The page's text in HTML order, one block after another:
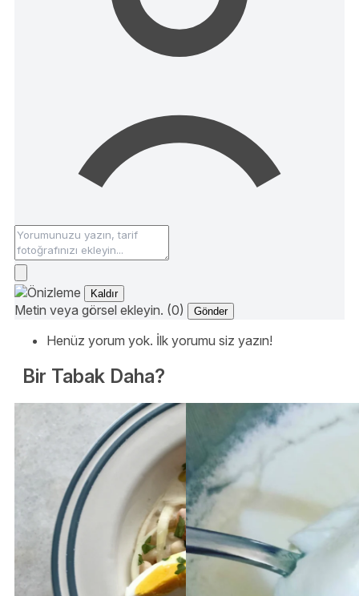
Kaldır
Metin veya görsel ekleyin. (0) Gönder
Henüz yorum yok. İlk yorumu siz yazın!
Bir Tabak Daha?